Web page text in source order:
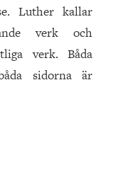
Luther kallar
verk och
verk. Båda
sidorna är